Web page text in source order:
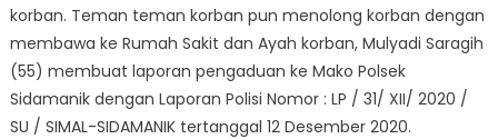
korban. Teman teman korban pun menolong korban dengan
membawa ke Rumah Sakit dan Ayah korban, Mulyadi Saragih
(55) membuat laporan pengaduan ke Mako Polsek
Sidamanik dengan Laporan Polisi Nomor : LP / 31/ XII/ 2020 /
SU / SIMAL-SIDAMANIK tertanggal 12 Desember 2020.